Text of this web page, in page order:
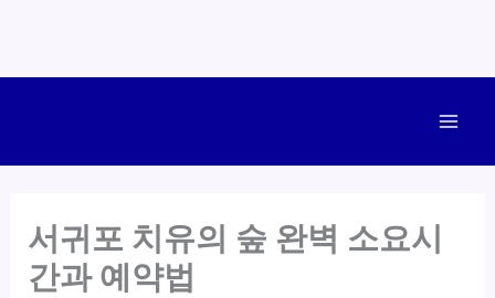
서귀포 치유의 숲 완벽 소요시
간과 예약법